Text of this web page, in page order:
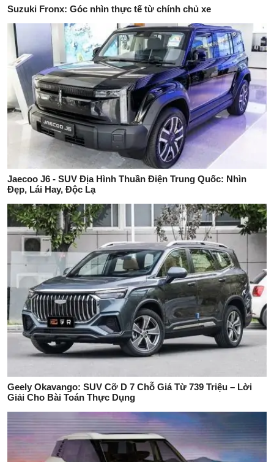
Suzuki Fronx: Góc nhìn thực tế từ chính chủ xe
Jaecoo J6 - SUV Địa Hình Thuần Điện Trung Quốc: Nhìn
Đẹp, Lái Hay, Độc Lạ
Geely Okavango: SUV Cỡ D 7 Chỗ Giá Từ 739 Triệu – Lời
Giải Cho Bài Toán Thực Dụng